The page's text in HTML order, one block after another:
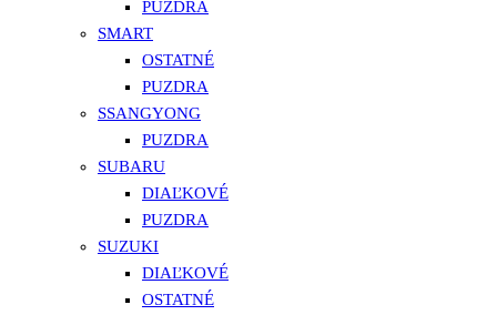
PUZDRA
SMART
OSTATNÉ
PUZDRA
SSANGYONG
PUZDRA
SUBARU
DIAĽKOVÉ
PUZDRA
SUZUKI
DIAĽKOVÉ
OSTATNÉ